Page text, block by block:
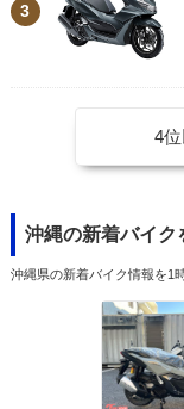
3
4
沖縄の新着バイク
沖縄県の新着バイク情報を1